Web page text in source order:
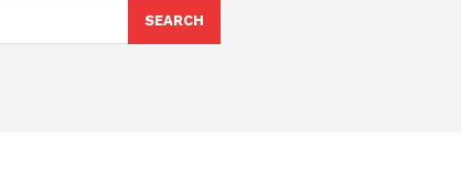
SEARCH